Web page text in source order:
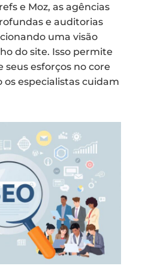
e Moz, as agências
e auditorias
uma visão
do site. Isso permite
esforços no core
os especialistas cuidam